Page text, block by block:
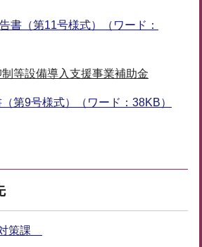
書（第11号様式）（ワード：
等設備導入支援事業補助金
第9号様式）（ワード：38KB）
策課